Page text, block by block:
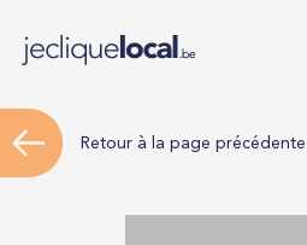
Retour à la page précédente